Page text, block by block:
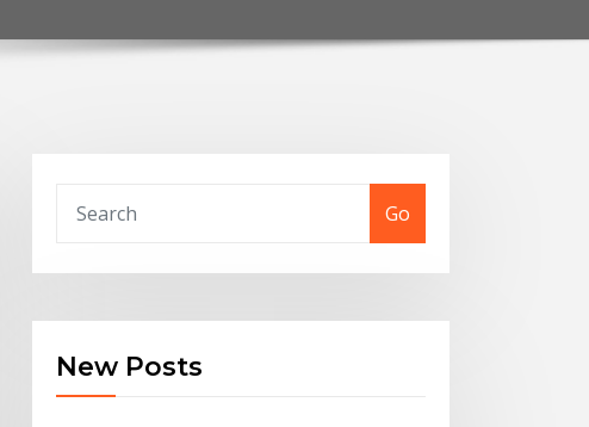
Go
New Posts